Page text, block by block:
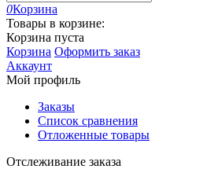
0Корзина
Товары в корзине:
Корзина пуста
Корзина Оформить заказ
Аккаунт
Мой профиль
Заказы
Список сравнения
Отложенные товары
Отслеживание заказа